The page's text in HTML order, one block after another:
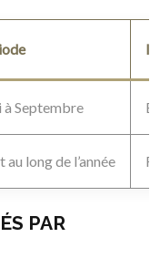
à Septembre
au long de l’année
PAR